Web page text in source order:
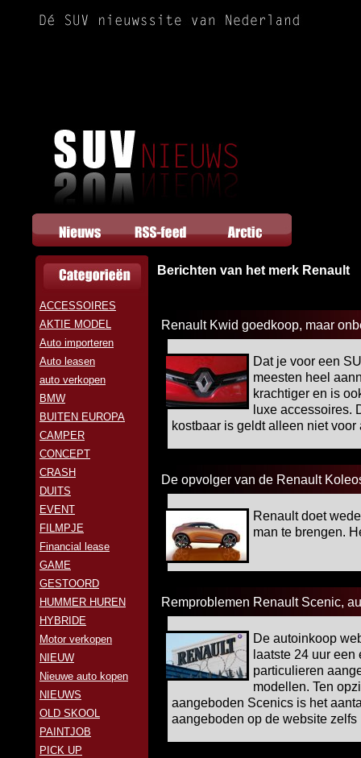
ACCESSOIRES
AKTIE MODEL
Auto importeren
Auto leasen
auto verkopen
BMW
BUITEN EUROPA
CAMPER
CONCEPT
CRASH
DUITS
EVENT
FILMPJE
Financial lease
GAME
GESTOORD
HUMMER HUREN
HYBRIDE
Motor verkopen
NIEUW
Nieuwe auto kopen
NIEUWS
OLD SKOOL
PAINTJOB
PICK UP
Berichten van het merk Renault
Renault Kwid goedkoop, maar
Dat je voor een
meesten heel
krachtiger en is
luxe accessoires.
kostbaar is geldt alleen niet
De opvolger van de Renault
Renault doet
man te brengen.
Remproblemen Renault Scenic,
De autoinkoop
laatste 24 uur
particulieren
modellen. Ten
aangeboden Scenics is het
aangeboden op de website zelfs